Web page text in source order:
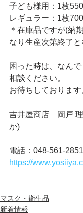
子ども様用：1枚
レギュラー：1枚
＊在庫品ですが(納
なり生産次第終了と
困った時は、なん
相談ください。
お待ちしております
吉井屋商店　岡戸
か)
電話：048-561-2851
https://
マスク・衛生品
新着情報